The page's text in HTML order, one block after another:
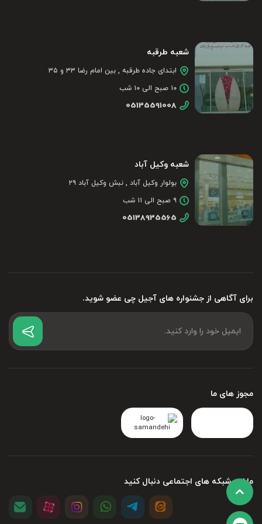
نحوه ثبت سفارش پسته از آجیل سرا آجیل چی
آن است. پس خرید پسته را اوجب واجبات برای تهیه‌ی یک
آجیل مخلوط جذاب دانست! اما حالا که با آجیل چی آشنا
شده‌ایم، یک نفر توضیح بدهد نحوه ثبت سفارش پسته از آجیل
برای ثبت سفارش پسته از فروشگاه آجیل و خشکبار آجیل چی
می‌توانید مراحل زیر را دنبال کنید:
بسازید. (بهر حال باید این کار را بکنید)
برای آگاهی از جشنواره های آجیل چی عضو شوید.
شعبه طرقبه
ابتدای جاده طرقبه , بین امام رضا ۳۳ و ۳۵
۱۰ صبح الی ۱۰ شب
05135591008
شعبه وکیل آباد
بولوار وکیل آباد , نبش وکیل آباد ۲۹
۹ صبح الی ۱۱ شب
05138935565
مجوز های ما
مارا در شبکه های اجتماعی دنبال کنید